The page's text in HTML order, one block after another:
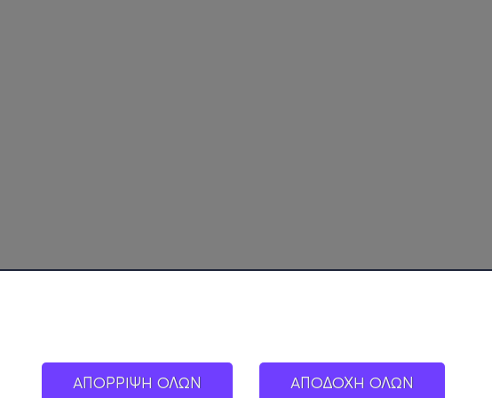
ΑΠΟΡΡΙΨΗ ΟΛΩΝ ΑΠΟΔΟΧΗ ΟΛΩΝ